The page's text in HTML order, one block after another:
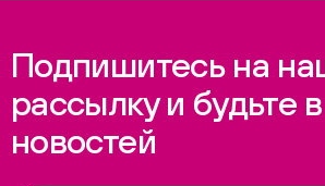
Подпишитесь на
рассылку и будьте
новостей